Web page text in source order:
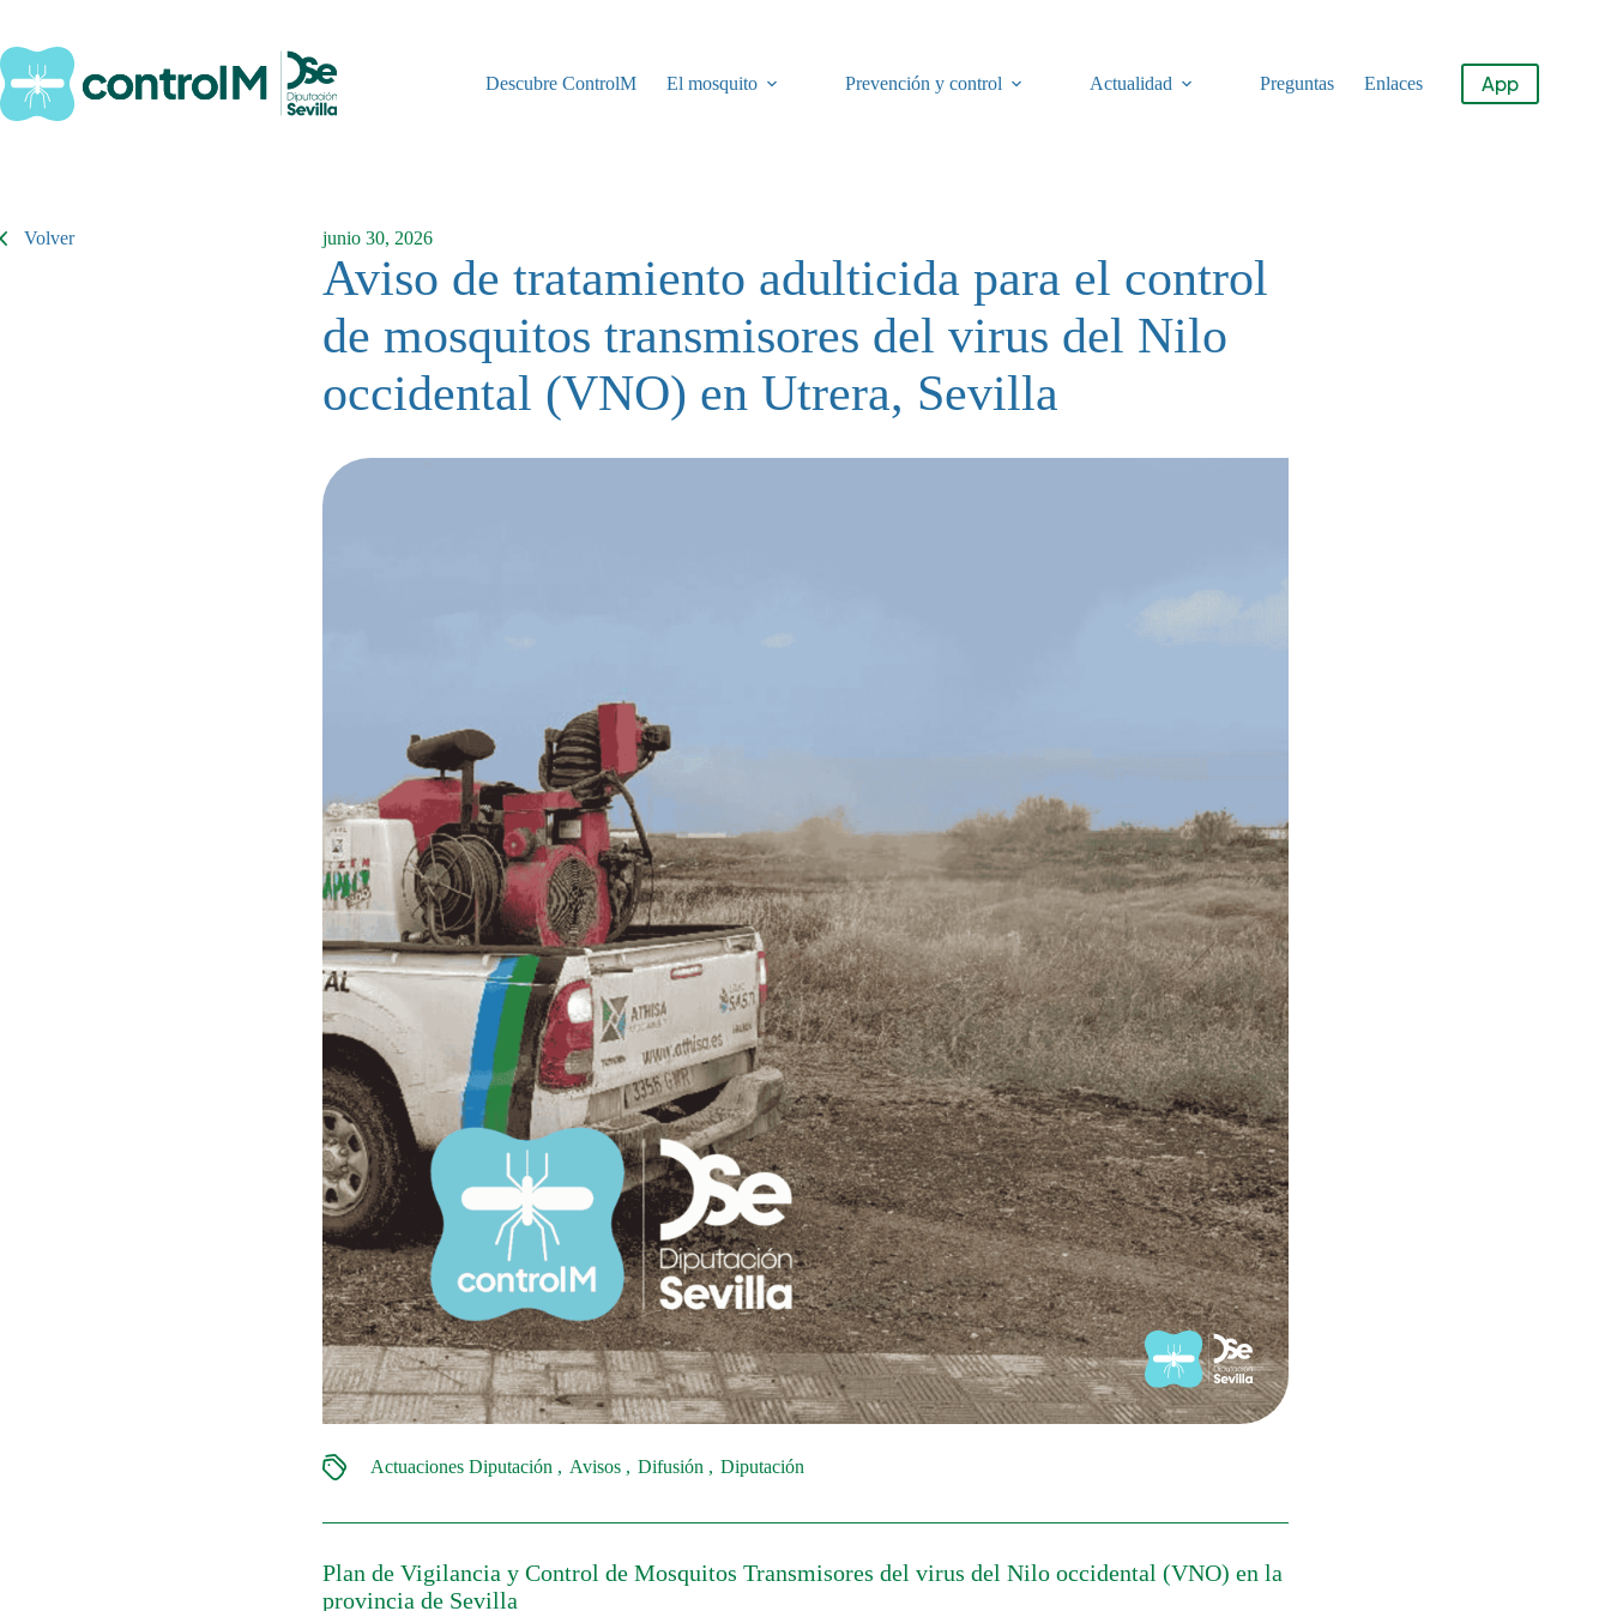
contenido
Descubre ControlM
El mosquito Prevención y control Actualidad Preguntas Enlaces App
Volver junio 30, 2026
Aviso de tratamiento adulticida para el control
de mosquitos transmisores del virus del Nilo
occidental (VNO) en Utrera, Sevilla
Actuaciones Diputación Avisos Difusión Diputación
Plan de Vigilancia y Control de Mosquitos Transmisores del virus del Nilo occidental (VNO) en la
provincia de Sevilla